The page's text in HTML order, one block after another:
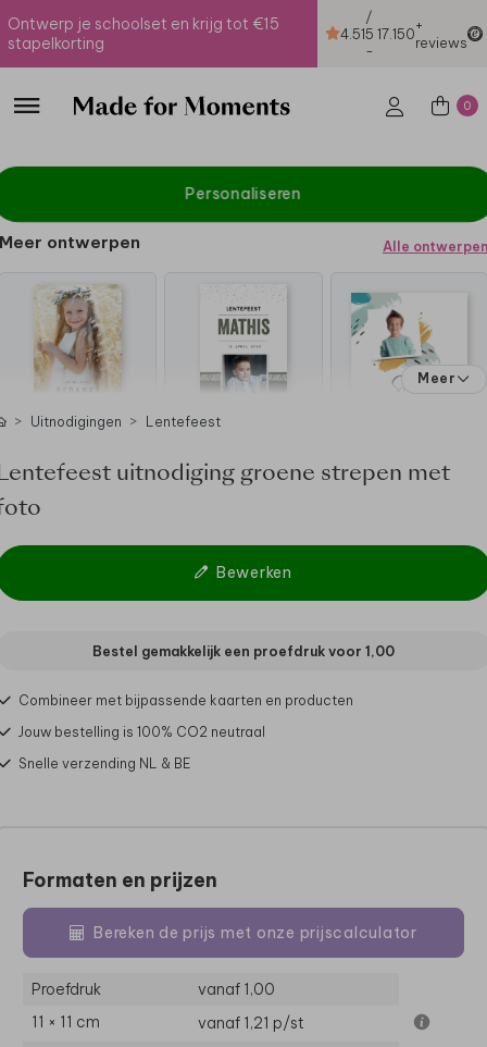
Ontwerp je schoolset en krijg tot €15
stapelkorting
4.51
/
5
-
17.150+
reviews
0
Personaliseren
Meer ontwerpen Alle ontwerpen
Meer
Uitnodigingen Lentefeest
uitnodiging groene strepen met
Bewerken
Bestel gemakkelijk een proefdruk voor 1,00
Combineer met bijpassende kaarten en producten
Jouw bestelling is 100% CO2 neutraal
Snelle verzending NL & BE
Formaten en prijzen
Bereken de prijs met onze prijscalculator
Proefdruk
vanaf 1,00
11 × 11 cm
vanaf 1,21 p/st